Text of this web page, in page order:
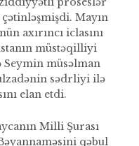
Mayın
axırıncı iclasını
müstəqilliyi
Seymin müsəlman
sədrliyi ilə
elan etdi.
Milli Şurası
qəbul